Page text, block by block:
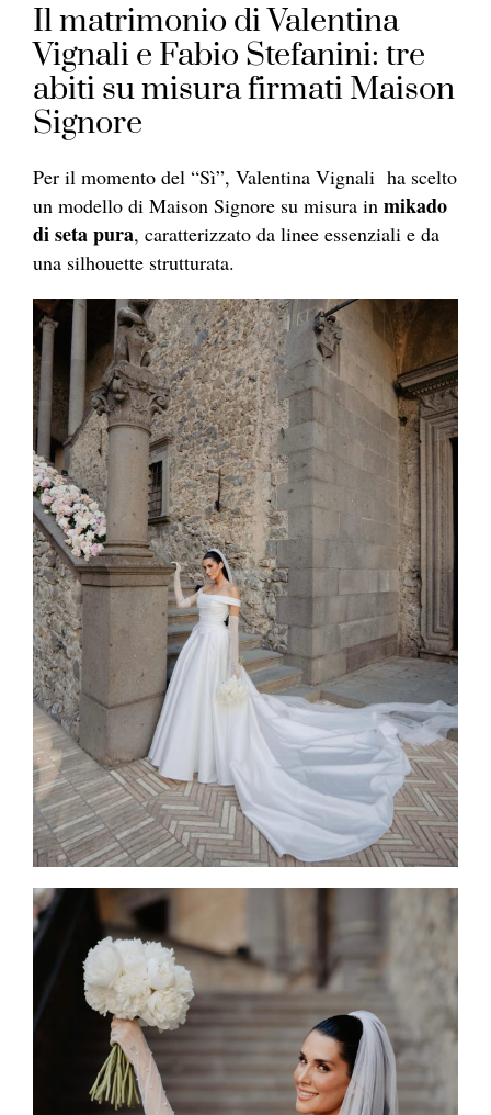
Il matrimonio di Valentina
Vignali e Fabio Stefanini: tre
abiti su misura firmati Maison
Signore
Per il momento del “Sì”, Valentina Vignali ha scelto
un modello di Maison Signore su misura in mikado
di seta pura, caratterizzato da linee essenziali e da
una silhouette strutturata.